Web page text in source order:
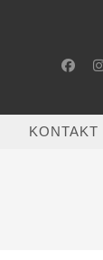
KONTAKT